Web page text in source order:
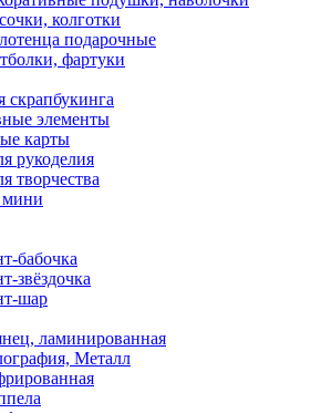
колготки
подарочные
фартуки
скрапбукинга
элементы
карты
рукоделия
творчества
мини
бабочка
звёздочка
шар
ламинированная
Металл